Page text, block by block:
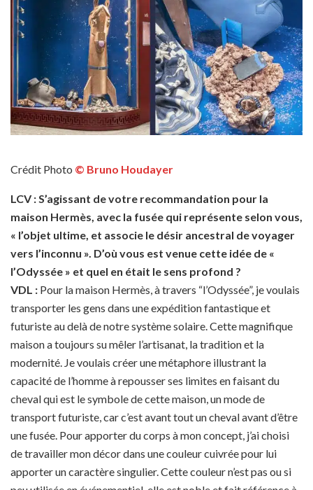
Crédit Photo © Bruno Houdayer
LCV : S’agissant de votre recommandation pour la
maison Hermès, avec la fusée qui représente selon vous,
« l’objet ultime, et associe le désir ancestral de voyager
vers l’inconnu ». D’où vous est venue cette idée de «
l’Odyssée » et quel en était le sens profond ?
VDL : Pour la maison Hermès, à travers “l’Odyssée”, je voulais
transporter les gens dans une expédition fantastique et
futuriste au delà de notre système solaire. Cette magnifique
maison a toujours su mêler l’artisanat, la tradition et la
modernité. Je voulais créer une métaphore illustrant la
capacité de l’homme à repousser ses limites en faisant du
cheval qui est le symbole de cette maison, un mode de
transport futuriste, car c’est avant tout un cheval avant d’être
une fusée. Pour apporter du corps à mon concept, j’ai choisi
de travailler mon décor dans une couleur cuivrée pour lui
apporter un caractère singulier. Cette couleur n’est pas ou si